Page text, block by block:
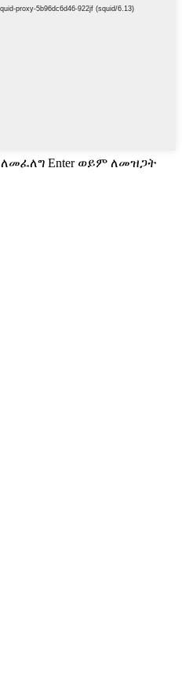
ለመፈለግ Enter ወይም ለመዝጋት